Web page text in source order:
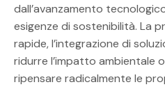
dall’avanzamento
esigenze di sostenibilità. La
rapide, l’integrazione di
ridurre l’impatto ambientale
ripensare radicalmente le